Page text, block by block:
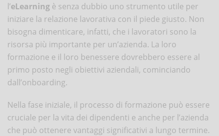
l’eLearning è senza dubbio uno strumento utile per
iniziare la relazione lavorativa con il piede giusto. Non
bisogna dimenticare, infatti, che i lavoratori sono la
risorsa più importante per un’azienda. La loro
formazione e il loro benessere dovrebbero essere al
primo posto negli obiettivi aziendali, cominciando
dall’onboarding.
Nella fase iniziale, il processo di formazione può essere
cruciale per la vita dei dipendenti e anche per l’azienda
che può ottenere vantaggi significativi a lungo termine.